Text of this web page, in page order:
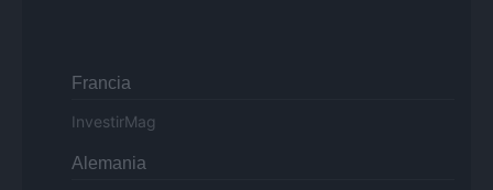
Francia
InvestirMag
Alemania